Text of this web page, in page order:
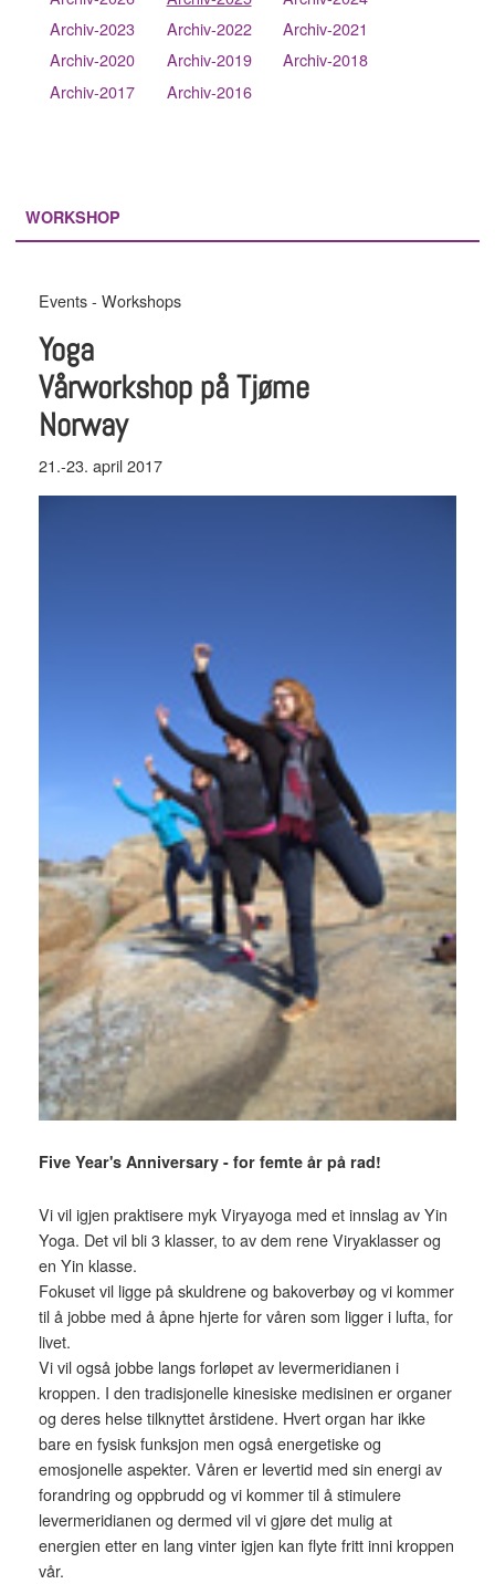
Archiv-2023
Archiv-2022
Archiv-2021
Archiv-2020
Archiv-2019
Archiv-2018
Archiv-2017
Archiv-2016
WORKSHOP
Events - Workshops
Yoga
Vårworkshop på Tjøme
Norway
21.-23. april 2017
Five Year's Anniversary - for femte år på rad!
Vi vil igjen praktisere myk Viryayoga med et innslag av Yin
Yoga. Det vil bli 3 klasser, to av dem rene Viryaklasser og
en Yin klasse.
Fokuset vil ligge på skuldrene og bakoverbøy og vi kommer
til å jobbe med å åpne hjerte for våren som ligger i lufta, for
livet.
Vi vil også jobbe langs forløpet av levermeridianen i
kroppen. I den tradisjonelle kinesiske medisinen er organer
og deres helse tilknyttet årstidene. Hvert organ har ikke
bare en fysisk funksjon men også energetiske og
emosjonelle aspekter. Våren er levertid med sin energi av
forandring og oppbrudd og vi kommer til å stimulere
levermeridianen og dermed vil vi gjøre det mulig at
energien etter en lang vinter igjen kan flyte fritt inni kroppen
vår.